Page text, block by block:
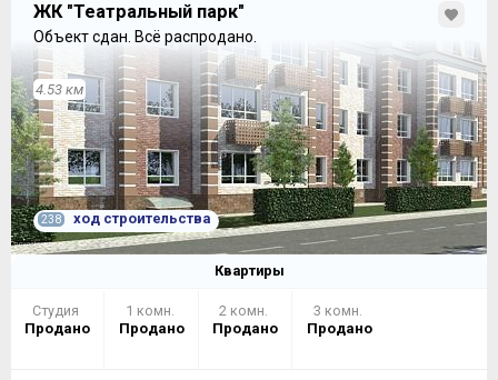
ЖК "Театральный парк"
Объект сдан. Всё распродано.
4.53 км
238 ход строительства
Квартиры
Студия
Продано
1 комн.
Продано
2 комн.
Продано
3 комн.
Продано